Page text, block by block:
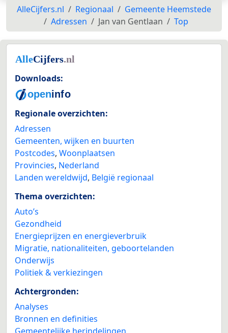
AlleCijfers.nl Regionaal
Gemeente Heemstede
Adressen
Jan van Gentlaan Top
Downloads:
Regionale overzichten:
Adressen
Gemeenten, wijken en buurten
Postcodes, Woonplaatsen
Provincies, Nederland
Landen wereldwijd, België regionaal
Thema overzichten:
Auto’s
Gezondheid
Energieprijzen en energieverbruik
Migratie, nationaliteiten, geboortelanden
Onderwijs
Politiek & verkiezingen
Achtergronden:
Analyses
Bronnen en definities